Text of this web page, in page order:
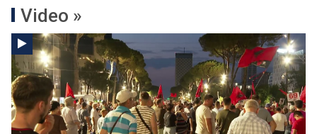
Video »